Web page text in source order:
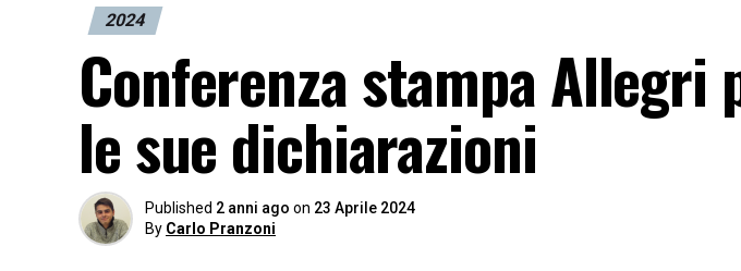
2024
Conferenza stampa Allegri
le sue dichiarazioni
Published 2 anni ago on 23 Aprile 2024
By Carlo Pranzoni